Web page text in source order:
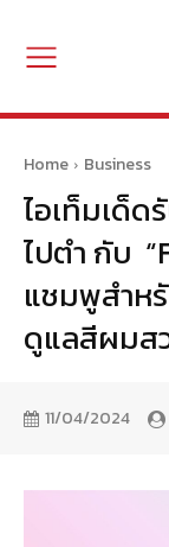
Home Business
ไอเท็มเด็
ไปตำ กับ
แชมพูสำห
ดูแลสีผมส
11/04/2024